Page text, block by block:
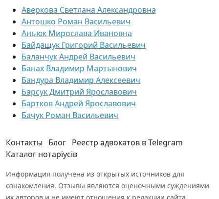
Аверкова Светлана Александровна
Антошко Роман Васильевич
Аньюк Мирослава Ивановна
Байдащук Григорий Васильевич
Баланчук Андрей Васильевич
Банах Владимир Мартынович
Бандура Владимир Алексеевич
Барсук Дмитрий Ярославович
Бартков Андрей Ярославович
Бачук Роман Васильевич
Контакты Блог Реестр адвокатов в Telegram
Каталог нотаріусів
Информация получена из открытых источников для
ознакомления. Отзывы являются оценочными суждениями